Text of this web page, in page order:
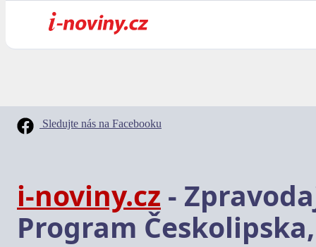
Sledujte nás na Facebooku
i-noviny.cz -
Program